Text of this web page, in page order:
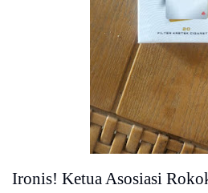
Ironis! Ketua Asosiasi